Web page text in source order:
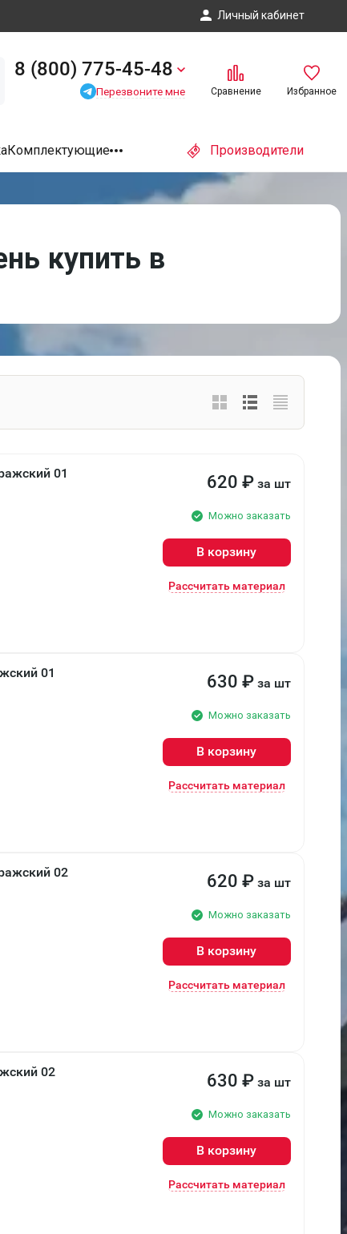
Личный кабинет
8 (800) 775-45-48
Перезвоните мне Сравнение Избранное
Комплектующие Производители
купить в
01 620 ₽ за шт
Можно заказать
В корзину
Рассчитать материал
01 630 ₽ за шт
Можно заказать
В корзину
Рассчитать материал
02 620 ₽ за шт
Можно заказать
В корзину
Рассчитать материал
02 630 ₽ за шт
Можно заказать
В корзину
Рассчитать материал